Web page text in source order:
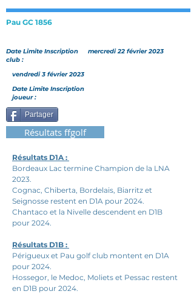
Pau GC 1856
Date Limite Inscription
club :
mercredi 22 février 2023
vendredi 3 février 2023
Date Limite Inscription
joueur :
Partager
Résultats ffgolf
Résultats D1A :
Bordeaux Lac termine Champion de la LNA
2023.
Cognac, Chiberta, Bordelais, Biarritz et
Seignosse restent en D1A pour 2024.
Chantaco et la Nivelle descendent en D1B
pour 2024.
Résultats D1B :
Périgueux et Pau golf club montent en D1A
pour 2024.
Hossegor, le Medoc, Moliets et Pessac restent
en D1B pour 2024.